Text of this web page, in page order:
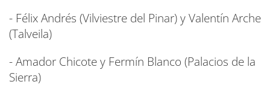
- Félix Andrés (Vilviestre del Pinar) y Valentín Arche
(Talveila)
- Amador Chicote y Fermín Blanco (Palacios de la
Sierra)